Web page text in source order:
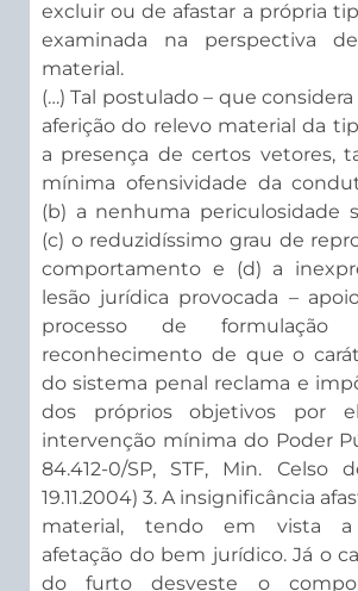
excluir ou de afastar a própria
examinada na perspectiva
material.
(…) Tal postulado – que considera
aferição do relevo material da
a presença de certos vetores,
mínima ofensividade da
(b) a nenhuma periculosidade
(c) o reduzidíssimo grau de
comportamento e (d) a
lesão jurídica provocada –
processo de formulação
reconhecimento de que o
do sistema penal reclama e
dos próprios objetivos por
intervenção mínima do Poder
84.412-0/SP, STF, Min. Celso
19.11.2004) 3. A insignificância
material, tendo em vista a
afetação do bem jurídico. Já o
do furto desveste o